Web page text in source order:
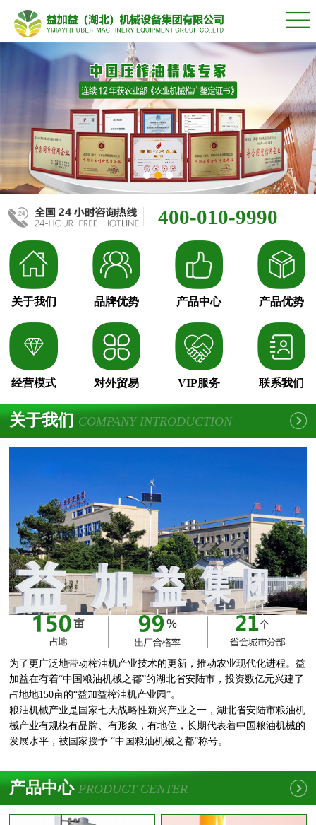
400-010-9990
关于我们 品牌优势 产品中心 产品优势
经营模式 对外贸易 VIP服务 联系我们
关于我们 COMPANY INTRODUCTION
为了更广泛地带动榨油机产业技术的更新，推动农业现代化进程。益
加益在有着“中国粮油机械之都”的湖北省安陆市，投资数亿元兴建了
占地地150亩的“益加益榨油机产业园”。
粮油机械产业是国家七大战略性新兴产业之一，湖北省安陆市粮油机
械产业有规模有品牌、有形象，有地位，长期代表着中国粮油机械的
发展水平，被国家授予 “中国粮油机械之都”称号。
产品中心 PRODUCT CENTER